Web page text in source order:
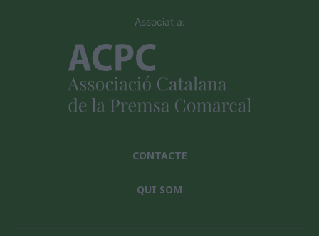
Associat a:
CONTACTE
QUI SOM